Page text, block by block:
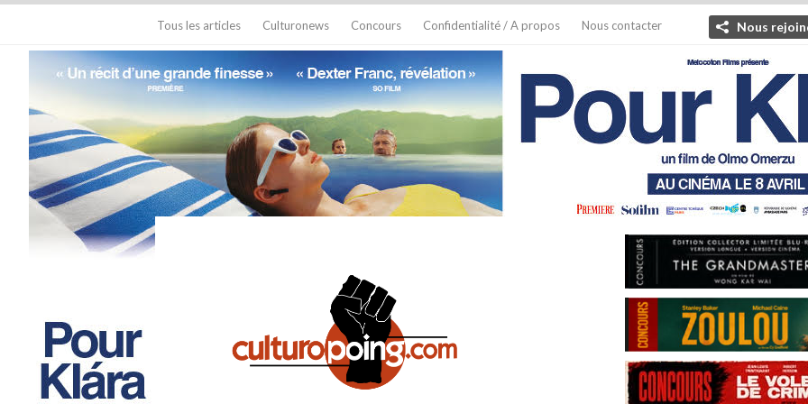
Tous les articles Culturonews Concours Confidentialité / A propos Nous contacter Nous